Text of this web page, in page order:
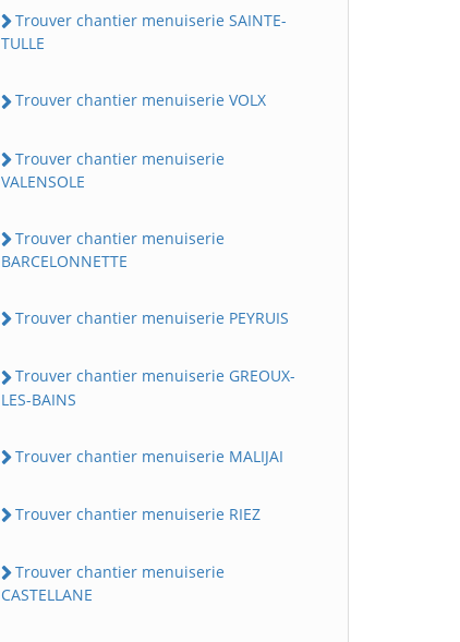
Trouver chantier menuiserie SAINTE-
TULLE
Trouver chantier menuiserie VOLX
Trouver chantier menuiserie
VALENSOLE
Trouver chantier menuiserie
BARCELONNETTE
Trouver chantier menuiserie PEYRUIS
Trouver chantier menuiserie GREOUX-
LES-BAINS
Trouver chantier menuiserie MALIJAI
Trouver chantier menuiserie RIEZ
Trouver chantier menuiserie
CASTELLANE